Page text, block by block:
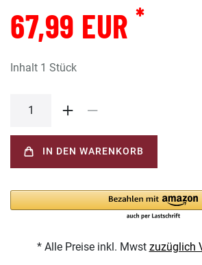
67,99 EUR *
Inhalt 1 Stück
IN DEN WARENKORB
* Alle Preise inkl. Mwst zuzüglich